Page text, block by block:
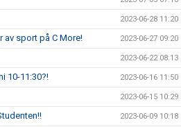
2023-06-28 11:20
av sport på C More! 2023-06-27 09:20
2023-06-22 08:13
10-11:30?! 2023-06-16 11:50
2023-06-15 10:29
2023-06-09 10:18